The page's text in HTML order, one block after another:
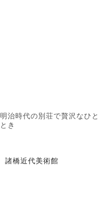
明治時代の別荘で贅沢なひと
とき
諸橋近代美術館